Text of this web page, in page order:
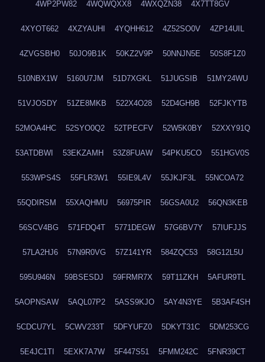
4WP2PW82 4WQWQXX8 4WXQZN38 4X7TT8GV
4XYOT662 4XZYAUHI 4YQHH612 4Z52SO0V 4ZP14UIL
4ZVGSBH0 50JO9B1K 50KZ2V9P 50NNJN5E 50S8F1Z0
510NBX1W 5160U7JM 51D7XGKL 51JUGSIB 51MY24WU
51VJOSDY 51ZE8MKB 522X4O28 52D4GH9B 52FJKYTB
52MOA4HC 52SYO0Q2 52TPECFV 52W5K0BY 52XXY91Q
53ATDBWI 53EKZAMH 53Z8FUAW 54PKU5CO 551HGV0S
553WPS4S 55FLR3W1 55IE9L4V 55JKJF3L 55NCOA72
55QDIRSM 55XAQHMU 56975PIR 56GSA0U2 56QN3KEB
56SCV4BG 571FDQ4T 5771DEGW 57G6BV7Y 57IUFJJS
57LA2HJ6 57N9R0VG 57Z141YR 584ZQC53 58G12L5U
595U946N 59BSESDJ 59FRMR7X 59T11ZKH 5AFUR9TL
5AOPNSAW 5AQL07P2 5ASS9KJO 5AY4N3YE 5B3AF4SH
5CDCU7YL 5CWV233T 5DFYUFZ0 5DKYT31C 5DM253CG
5E4JC1TI 5EXK7A7W 5F447S51 5FMM242C 5FNR39CT